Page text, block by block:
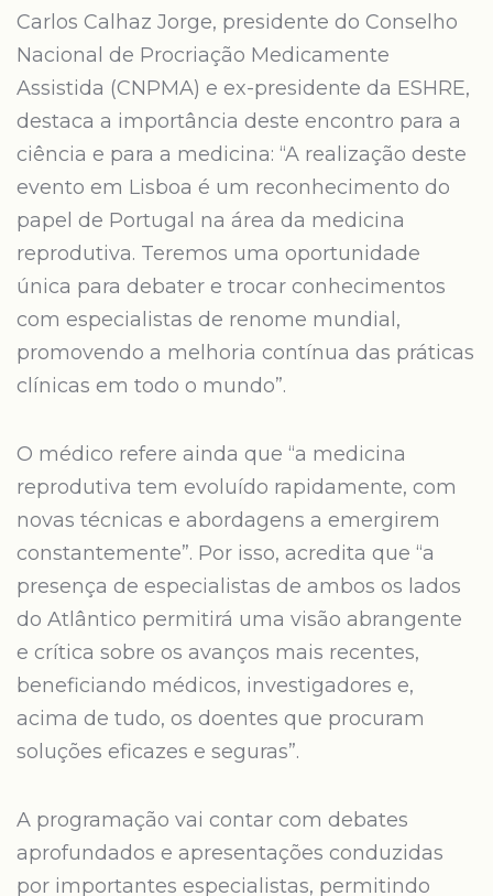
Carlos Calhaz Jorge, presidente do Conselho
Nacional de Procriação Medicamente
Assistida (CNPMA) e ex-presidente da ESHRE,
destaca a importância deste encontro para a
ciência e para a medicina: “A realização deste
evento em Lisboa é um reconhecimento do
papel de Portugal na área da medicina
reprodutiva. Teremos uma oportunidade
única para debater e trocar conhecimentos
com especialistas de renome mundial,
promovendo a melhoria contínua das práticas
clínicas em todo o mundo”.
O médico refere ainda que “a medicina
reprodutiva tem evoluído rapidamente, com
novas técnicas e abordagens a emergirem
constantemente”. Por isso, acredita que “a
presença de especialistas de ambos os lados
do Atlântico permitirá uma visão abrangente
e crítica sobre os avanços mais recentes,
beneficiando médicos, investigadores e,
acima de tudo, os doentes que procuram
soluções eficazes e seguras”.
A programação vai contar com debates
aprofundados e apresentações conduzidas
por importantes especialistas, permitindo